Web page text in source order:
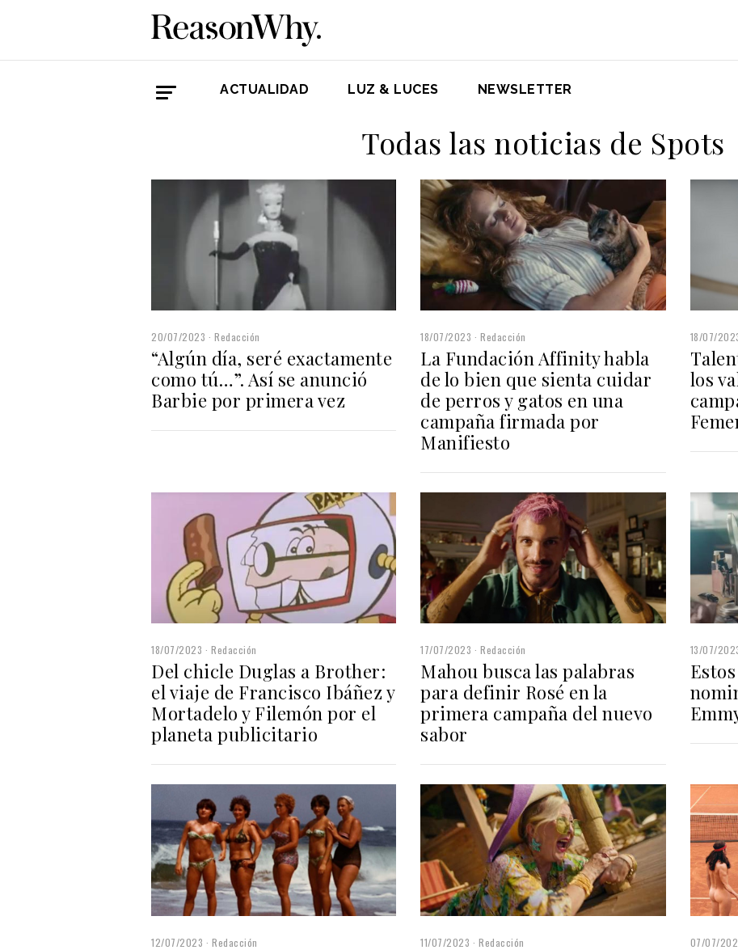
ACTUALIDAD LUZ & LUCES NEWSLETTER
Todas las noticias de Spots
20/07/2023 Redacción
“Algún día, seré exactamente
como tú…”. Así se anunció
Barbie por primera vez
18/07/2023 Redacción
La Fundación Affinity habla
de lo bien que sienta cuidar
de perros y gatos en una
campaña firmada por
Manifiesto
18/07/
los
18/07/2023 Redacción
Del chicle Duglas a Brother:
el viaje de Francisco Ibáñez y
Mortadelo y Filemón por el
planeta publicitario
17/07/2023 Redacción
Mahou busca las palabras
para definir Rosé en la
primera campaña del nuevo
sabor
13/07/
12/07/2023 Redacción 11/07/2023 Redacción 07/07/